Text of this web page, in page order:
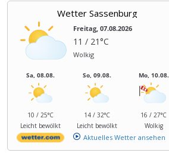
Wetter Sassenburg
Freitag, 07.08.2026
11 / 21°C
Wolkig
Sa, 08.08.
10 / 25°C
Leicht bewölkt
So, 09.08.
14 / 32°C
Leicht bewölkt
Mo, 10.08.
16 / 27°C
Wolkig
Aktuelles Wetter ansehen